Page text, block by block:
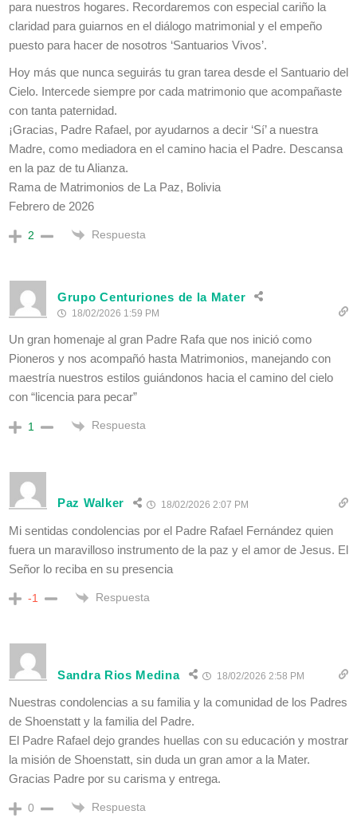
para nuestros hogares. Recordaremos con especial cariño la
claridad para guiarnos en el diálogo matrimonial y el empeño
puesto para hacer de nosotros ‘Santuarios Vivos’.
Hoy más que nunca seguirás tu gran tarea desde el Santuario del
Cielo. Intercede siempre por cada matrimonio que acompañaste
con tanta paternidad.
¡Gracias, Padre Rafael, por ayudarnos a decir ‘Sí’ a nuestra
Madre, como mediadora en el camino hacia el Padre. Descansa
en la paz de tu Alianza.
Rama de Matrimonios de La Paz, Bolivia
Febrero de 2026
2 Respuesta
Grupo Centuriones de la Mater
18/02/2026 1:59 PM
Un gran homenaje al gran Padre Rafa que nos inició como
Pioneros y nos acompañó hasta Matrimonios, manejando con
maestría nuestros estilos guiándonos hacia el camino del cielo
con “licencia para pecar”
1 Respuesta
Paz Walker 18/02/2026 2:07 PM
Mi sentidas condolencias por el Padre Rafael Fernández quien
fuera un maravilloso instrumento de la paz y el amor de Jesus. El
Señor lo reciba en su presencia
-1 Respuesta
Sandra Rios Medina 18/02/2026 2:58 PM
Nuestras condolencias a su familia y la comunidad de los Padres
de Shoenstatt y la familia del Padre.
El Padre Rafael dejo grandes huellas con su educación y mostrar
la misión de Shoenstatt, sin duda un gran amor a la Mater.
Gracias Padre por su carisma y entrega.
0 Respuesta